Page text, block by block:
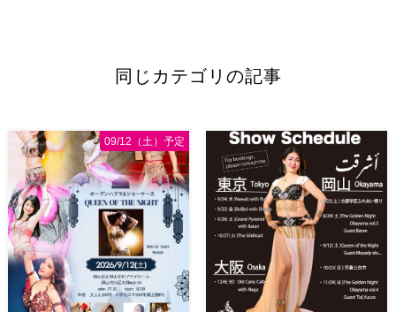
同じカテゴリの記事
09/12（土）予定